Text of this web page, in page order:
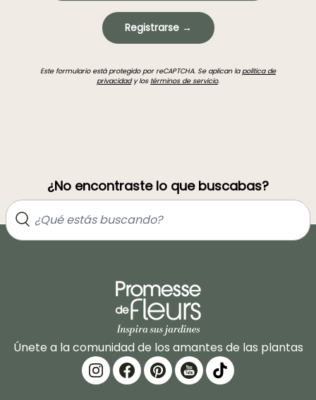
Registrarse →
Este formulario está protegido por reCAPTCHA. Se aplican la política de
privacidady los términos de servicio.
¿No encontraste lo que buscabas?
Únete a la comunidad de los amantes de las plantas